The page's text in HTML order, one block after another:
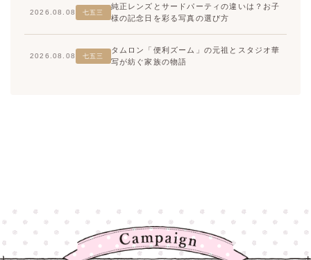
2026.08.08 七五三
純正レンズとサードパーティの違いは？お子
様の記念日を彩る写真の選び方
2026.08.08 七五三
タムロン「便利ズーム」の元祖とスタジオ華
写が紡ぐ家族の物語
高崎店
高崎店